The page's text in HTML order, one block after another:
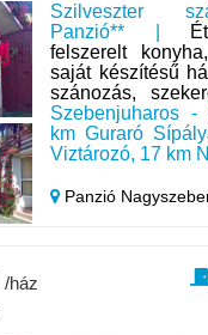
Szilveszter
Panzió** |
felszerelt
saját készítésű
szánozás,
Szebenjuharos -
km Guraró
Viztározó, 17 km
Panzió
/ház